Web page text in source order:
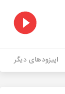
اپیزودهای دیگر